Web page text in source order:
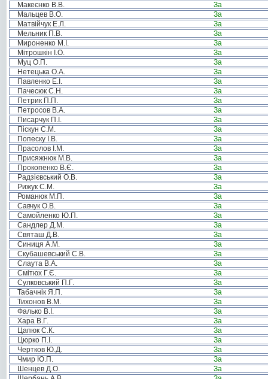
Макеєнко В.В.
За
Мальцев В.О.
За
Матвійчук Е.Л.
За
Мельник П.В.
За
Мироненко М.І.
За
Мітрошкін І.О.
За
Муц О.П.
За
Нетецька О.А.
За
Павленко Е.І.
За
Пачесюк С.Н.
За
Петрик П.П.
За
Петросов В.А.
За
Писарчук П.І.
За
Піскун С.М.
За
Попеску І.В.
За
Прасолов І.М.
За
Присяжнюк М.В.
За
Прокопенко В.Є.
За
Радзієвський О.В.
За
Рижук С.М.
За
Романюк М.П.
За
Савчук О.В.
За
Самойленко Ю.П.
За
Сандлер Д.М.
За
Святаш Д.В.
За
Синиця А.М.
За
Скубашевський С.В.
За
Слаута В.А.
За
Смітюх Г.Є.
За
Сулковський П.Г.
За
Табачнік Я.П.
За
Тихонов В.М.
За
Фалько В.І.
За
Хара В.Г.
За
Цапюк С.К.
За
Цюрко П.І.
За
Чертков Ю.Д.
За
Чмир Ю.П.
За
Шенцев Д.О.
За